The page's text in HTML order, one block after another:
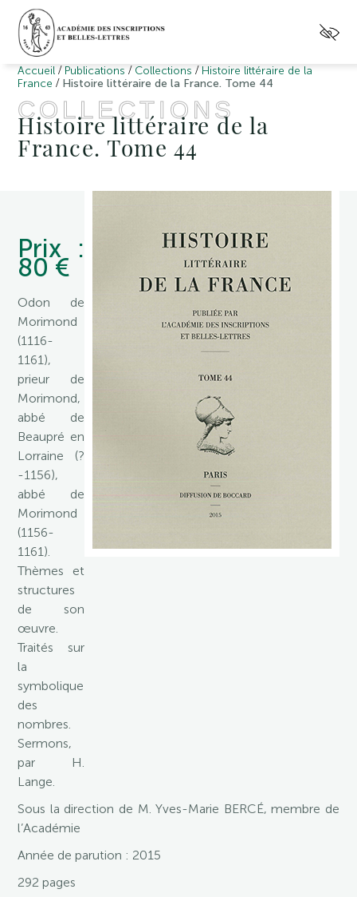
Accueil / Publications / Collections / Histoire littéraire de la
France / Histoire littéraire de la France. Tome 44
COLLECTIONS
Histoire littéraire de la
France. Tome 44
Prix :
80 €
Odon de
Morimond
(1116-
1161),
prieur de
Morimond,
abbé de
Beaupré en
Lorraine (?
-1156),
abbé de
Morimond
(1156-
1161).
Thèmes et
structures
de son
œuvre.
Traités sur
la
symbolique
des
nombres.
Sermons,
par H.
Lange.
Sous la direction de M. Yves-Marie BERCÉ, membre de
l’Académie
Année de parution : 2015
292 pages